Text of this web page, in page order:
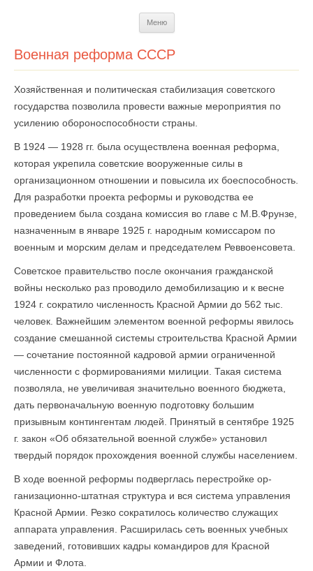
Меню
Военная реформа СССР
Хозяйственная и политическая стабилизация советского
государства позволила провести важные мероприятия по
усилению обороноспособности страны.
В 1924 — 1928 гг. была осуществлена военная реформа,
которая укрепила советские вооруженные силы в
организационном отношении и повысила их боеспособность.
Для разработки проекта реформы и руководства ее
проведением была создана комиссия во главе с М.В.Фрунзе,
назначенным в январе 1925 г. народным комиссаром по
военным и морским делам и председателем Реввоенсовета.
Советское правительство после окончания граждан­ской
войны несколько раз проводило демобилизацию и к весне
1924 г. сократило численность Красной Армии до 562 тыс.
человек. Важнейшим элементом военной реформы явилось
создание смешанной системы строительства Красной Армии
— сочетание постоянной кадровой армии ограниченной
численности с формированиями милиции. Такая система
позволяла, не увеличивая значительно военного бюджета,
дать первоначальную военную подготовку большим
призывным контингентам людей. Принятый в сентябре 1925
г. закон «Об обязательной военной службе» установил
твердый порядок прохожде­ния военной службы населением.
В ходе военной реформы подверглась перестройке ор­
ганизационно-штатная структура и вся система управления
Красной Армии. Резко сократилось количество служащих
аппарата управления. Расширилась сеть военных учебных
заведений, готовивших кадры командиров для Красной
Армии и Флота.